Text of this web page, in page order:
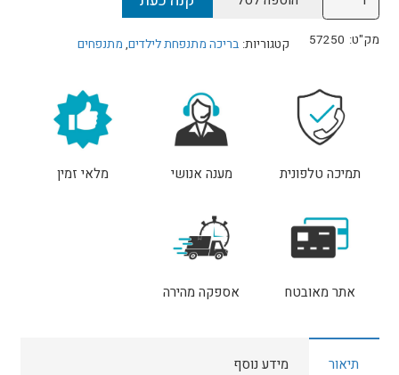
של
טווס
INTEX
מק"ט: 57250 קטגוריות: בריכה מתנפחת לילדים, מתנפחים
תמיכה טלפונית מענה אנושי מלאי זמין
אתר מאובטח אספקה מהירה
תיאור מידע נוסף